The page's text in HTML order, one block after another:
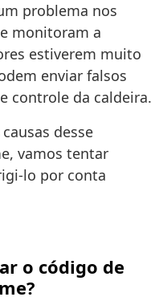
problema nos
monitoram a
estiverem muito
enviar falsos
controle da caldeira.
desse
vamos tentar
lo por conta
o código de